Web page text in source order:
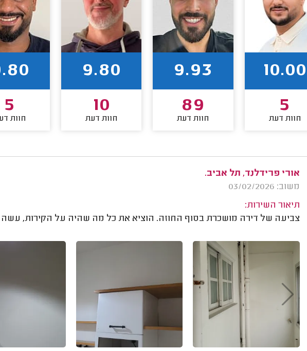
10.00
5
חוות דעת
9.93
89
חוות דעת
9.80
10
חוות דעת
5
חוות
אורי פרידלנד, תל אביב.
משוב: 03/02/2026
תיאור השירות:
צביעה של דירה מושכרת בסוף החוזה. הוציא את כל מה שהיה על הקירות,